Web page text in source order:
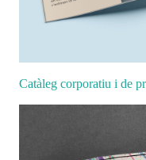
Catàleg corporatiu i de